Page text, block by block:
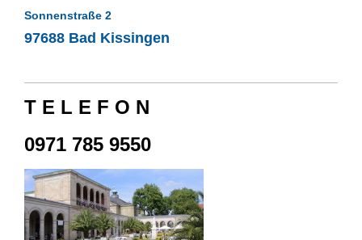
Sonnenstraße 2
97688 Bad Kissingen
T E L E F O N
0971 785 9550